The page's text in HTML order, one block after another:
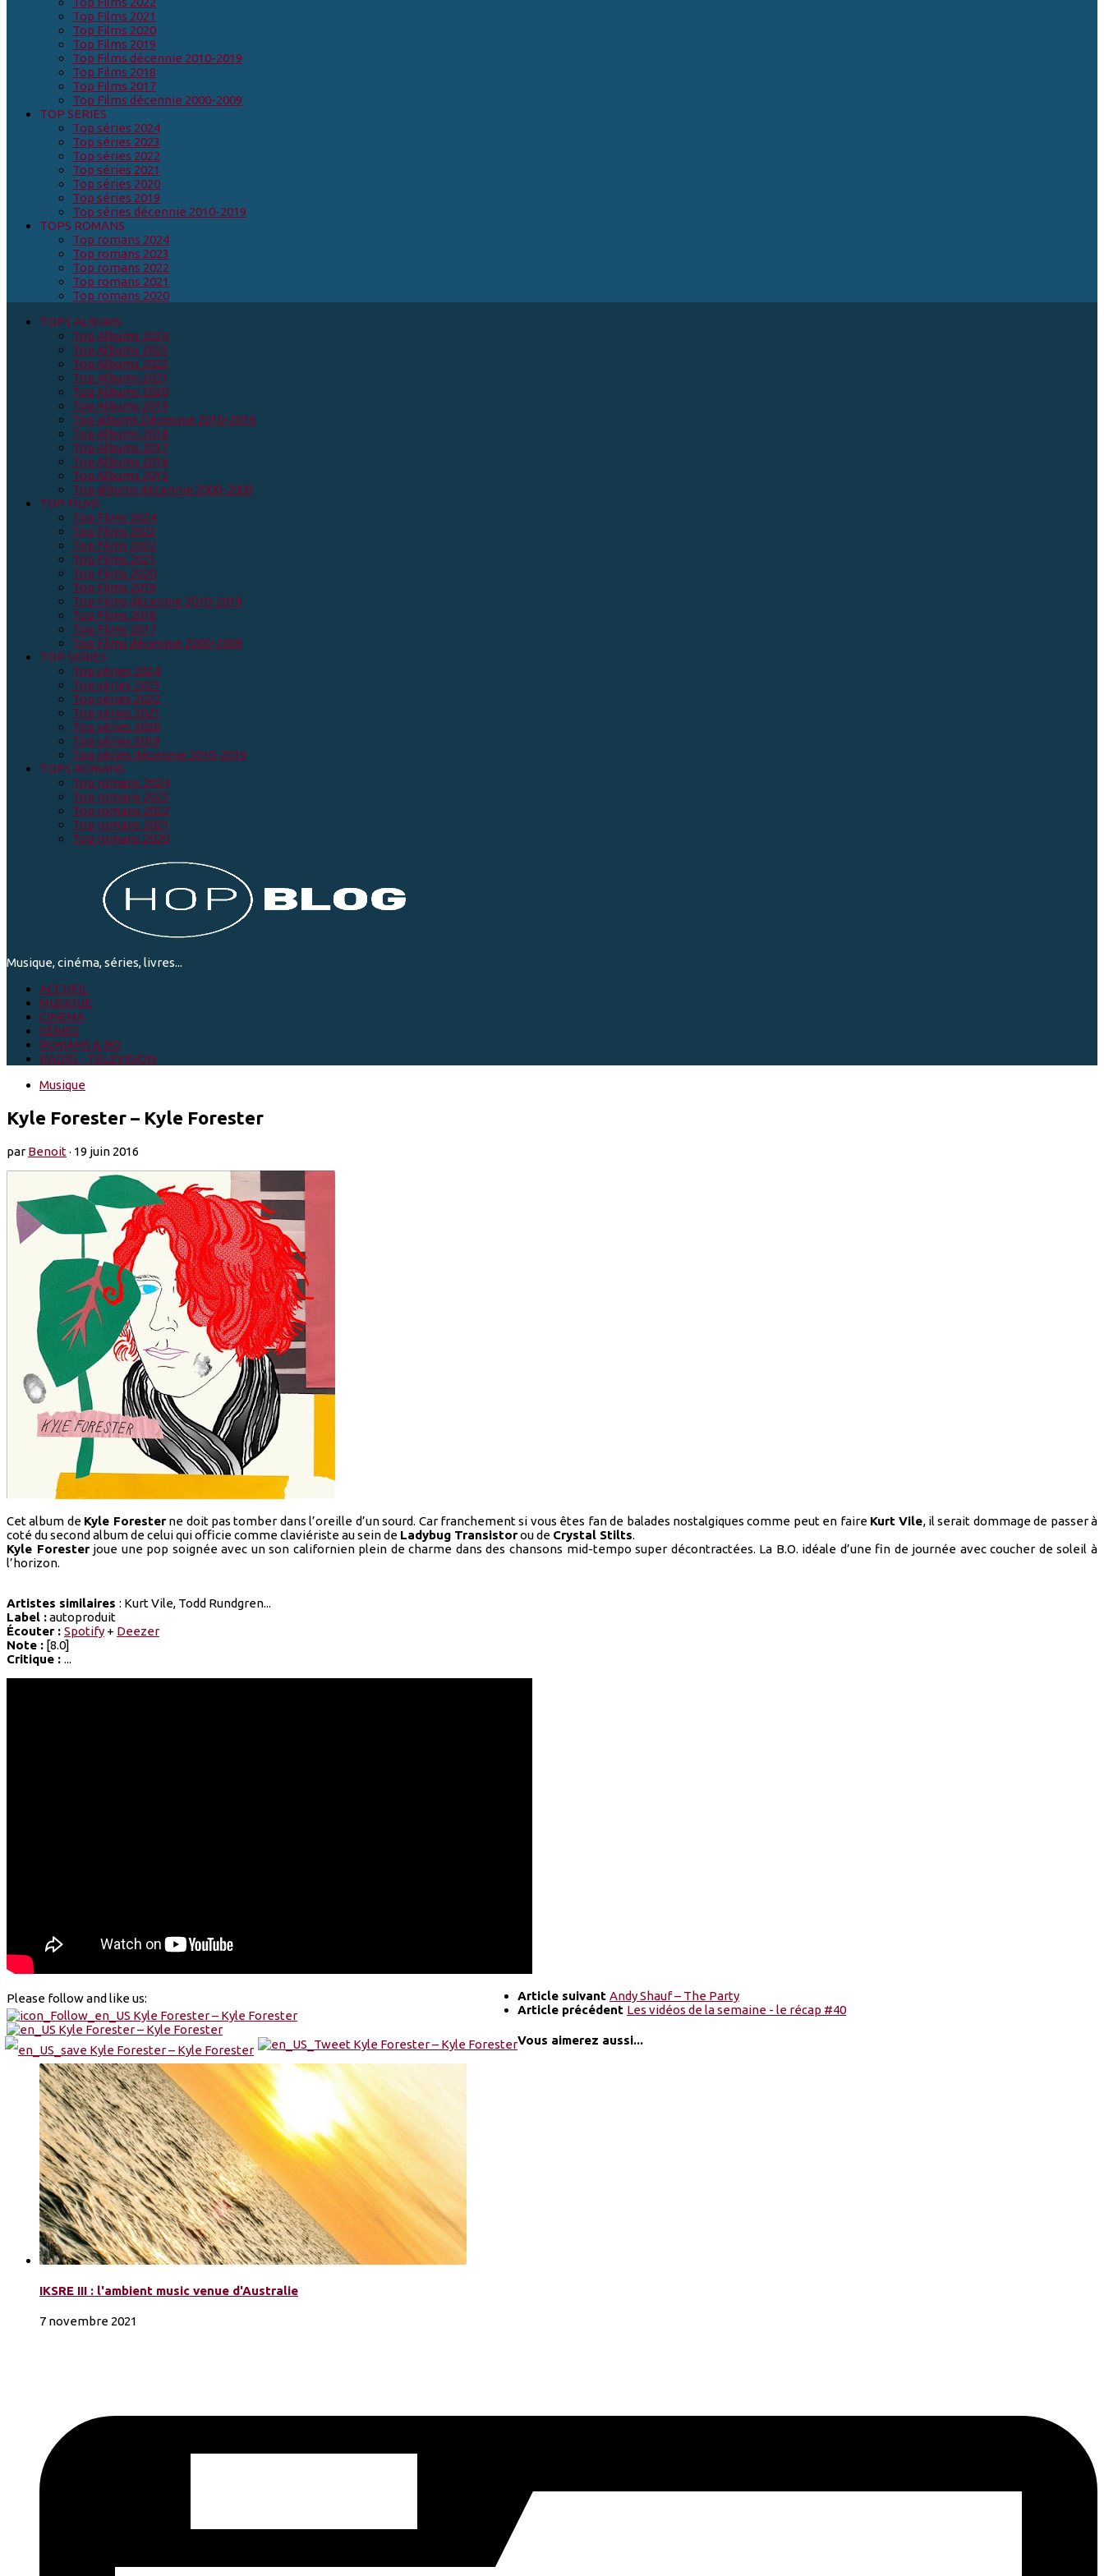
Top Films 2021
Top Films 2020
Top Films 2019
Top Films décennie 2010-2019
Top Films 2018
Top Films 2017
Top Films décennie 2000-2009
TOP SERIES
Top séries 2024
Top séries 2023
Top séries 2022
Top séries 2021
Top séries 2020
Top séries 2019
Top séries décennie 2010-2019
TOPS ROMANS
Top romans 2024
Top romans 2023
Top romans 2022
Top romans 2021
Top romans 2020
TOPS ALBUMS
Top Albums 2024
Top Albums 2023
Top Albums 2022
Top Albums 2021
Top Albums 2020
Top Albums 2019
Top albums Décennie 2010-2019
Top Albums 2018
Top Albums 2017
Top Albums 2016
Top Albums 2015
Top albums décennie 2000-2009
TOP FILMS
Top Films 2024
Top Films 2023
Top Films 2022
Top Films 2021
Top Films 2020
Top Films 2019
Top Films décennie 2010-2019
Top Films 2018
Top Films 2017
Top Films décennie 2000-2009
TOP SERIES
Top séries 2024
Top séries 2023
Top séries 2022
Top séries 2021
Top séries 2020
Top séries 2019
Top séries décennie 2010-2019
TOPS ROMANS
Top romans 2024
Top romans 2023
Top romans 2022
Top romans 2021
Top romans 2020
Musique, cinéma, séries, livres...
ACCUEIL
MUSIQUE
CINEMA
SÉRIES
ROMANS & BD
RADIO - TELEVISION
Musique
Kyle Forester – Kyle Forester
parBenoit· 19 juin 2016
Cet album de Kyle Foresterne doit pas tomber dans l’oreille d’un sourd. Car franchement si vous êtes fan de balades nostalgiques comme peut en faire Kurt Vile, il serait dommage de passer à
coté du second album de celui qui officie comme claviériste au sein de Ladybug Transistorou de Crystal Stilts.
Kyle Foresterjoue une pop soignée avec un son californien plein de charme dans des chansons mid-tempo super décontractées. La B.O. idéale d’une fin de journée avec coucher de soleil à
l’horizon.
Artistes similaires : Kurt Vile, Todd Rundgren...
Label :autoproduit
Écouter : Spotify + Deezer
Note : [8.0]
Critique : ...
Please follow and like us: Article suivant Andy Shauf – The Party
Article précédent Les vidéos de la semaine - le récap #40
Vous aimerez aussi...
IKSRE III : l'ambient music venue d'Australie
7 novembre 2021